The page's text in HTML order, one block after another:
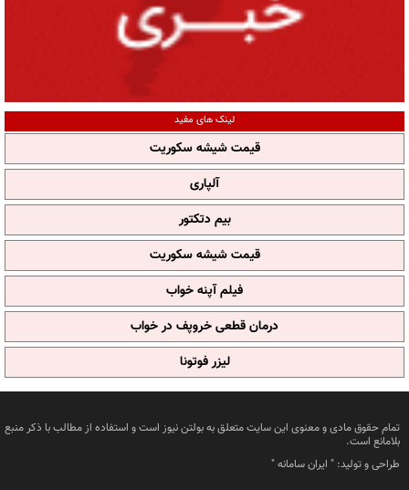
لینک های مفید
قیمت شیشه سکوریت
آلپاری
بیم دتکتور
قیمت شیشه سکوریت
فیلم آپنه خواب
درمان قطعی خروپف در خواب
لیزر فوتونا
تمام حقوق مادی و معنوی این سایت متعلق به بولتن نیوز است و استفاده از مطالب با ذکر منبع
بلامانع است.
طراحی و تولید: " ایران سامانه"